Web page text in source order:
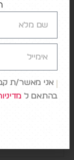
אימייל *
אני מאשר/ת
בהתאם ל